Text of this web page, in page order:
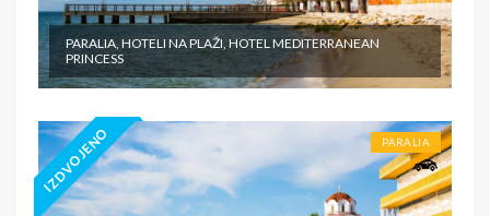
PARALIA, HOTELI NA PLAŽI, HOTEL MEDITERRANEAN
PRINCESS
IZDVOJENO PARALIA